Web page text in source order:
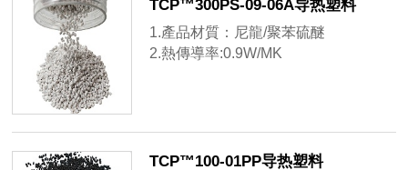
TCP™300PS-09-06A导热塑料
1.產品材質：尼龍/聚苯硫醚
2.熱傳導率:0.9W/MK
TCP™100-01PP导热塑料